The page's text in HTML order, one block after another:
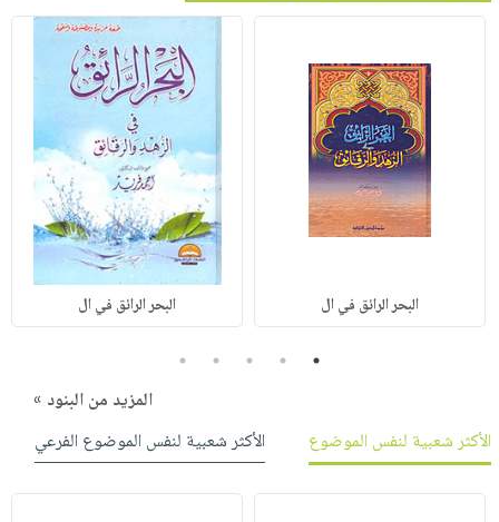
البحر الرائق في ال البحر الرائق في ال
1
2
3
4
5
المزيد من البنود »
الأكثر شعبية لنفس الموضوع
الأكثر شعبية لنفس الموضوع الفرعي